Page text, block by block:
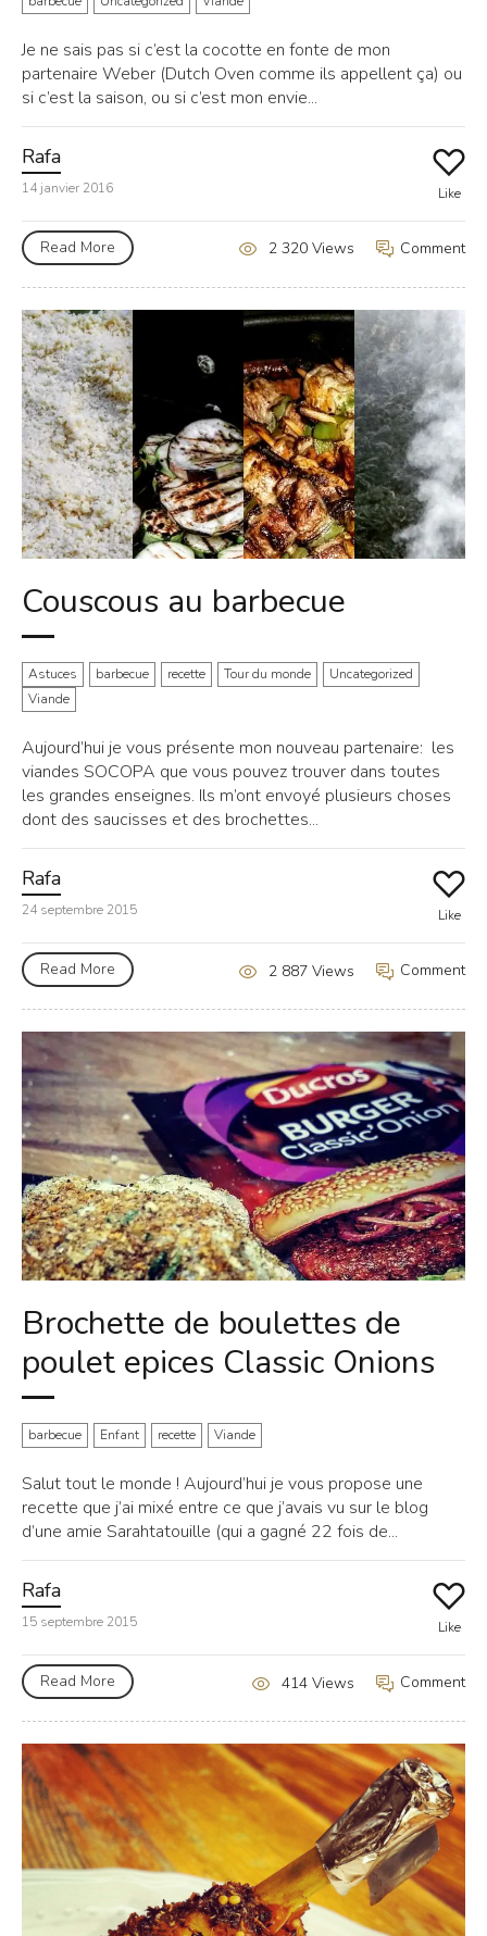
Je ne sais pas si c’est la cocotte en fonte de mon
partenaire Weber (Dutch Oven comme ils appellent ça) ou
si c’est la saison, ou si c’est mon envie...
Rafa
14 janvier 2016 Like
Read More Comment
2 320 Views
Couscous au barbecue
Astuces barbecue recette Tour du monde
Uncategorized
Viande
Aujourd’hui je vous présente mon nouveau partenaire: les
viandes SOCOPA que vous pouvez trouver dans toutes
les grandes enseignes. Ils m’ont envoyé plusieurs choses
dont des saucisses et des brochettes...
Rafa
24 septembre 2015 Like
Read More Comment
2 887 Views
Brochette de boulettes de
poulet epices Classic Onions
barbecue Enfant recette Viande
Salut tout le monde ! Aujourd’hui je vous propose une
recette que j’ai mixé entre ce que j’avais vu sur le blog
d’une amie Sarahtatouille (qui a gagné 22 fois de...
Rafa
15 septembre 2015 Like
Read More Comment
414 Views